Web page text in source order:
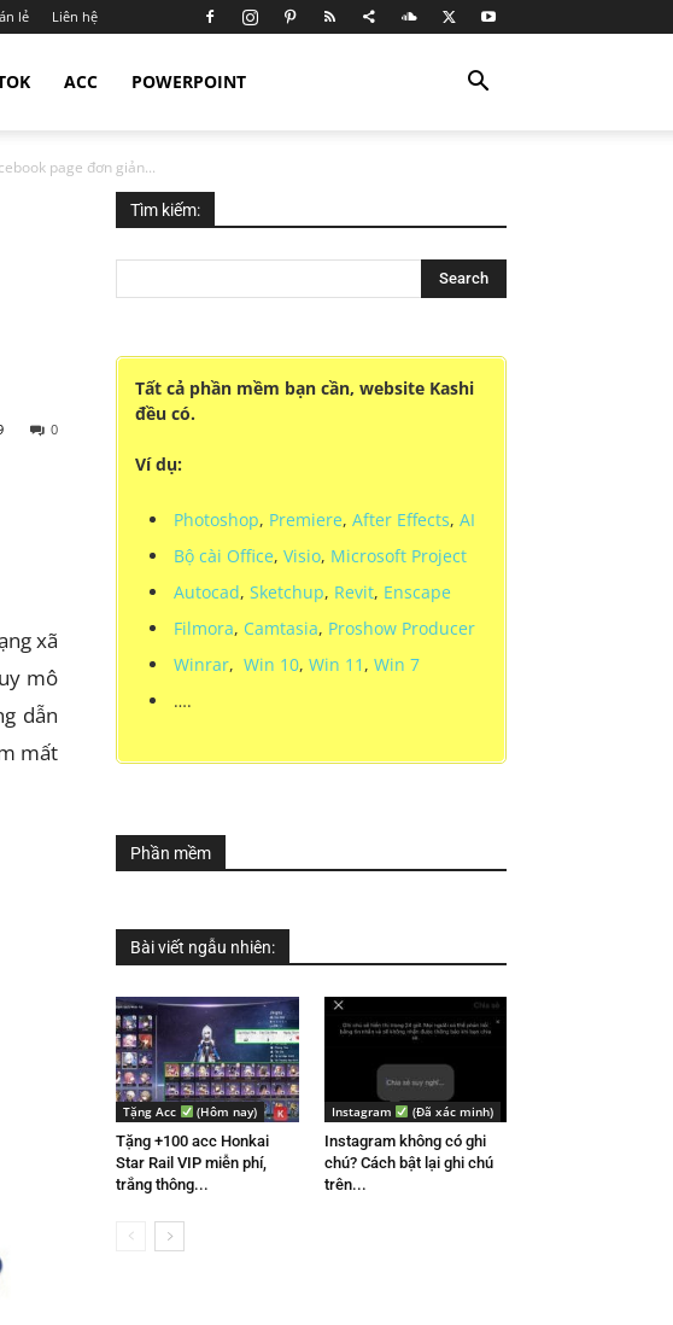
lẻ Liên hệ
ACC POWERPOINT
page đơn giản...
0
xã
mô
dẫn
mất
Tìm kiếm:
Tất cả phần mềm bạn cần, website Kashi
đều có.
Ví dụ:
Photoshop, Premiere, After Effects, AI
Bộ cài Office, Visio, Microsoft Project
Autocad, Sketchup, Revit, Enscape
Filmora, Camtasia, Proshow Producer
Winrar, Win 10, Win 11 , Win 7
….
Phần mềm
Bài viết ngẫu nhiên:
Tặng Acc (Hôm nay)
Tặng +100 acc Honkai
Star Rail VIP miễn phí,
trắng thông...
Instagram (Đã xác minh)
Instagram không có ghi
chú? Cách bật lại ghi chú
trên...